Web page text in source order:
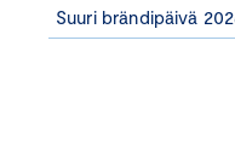
Suuri brändipäivä